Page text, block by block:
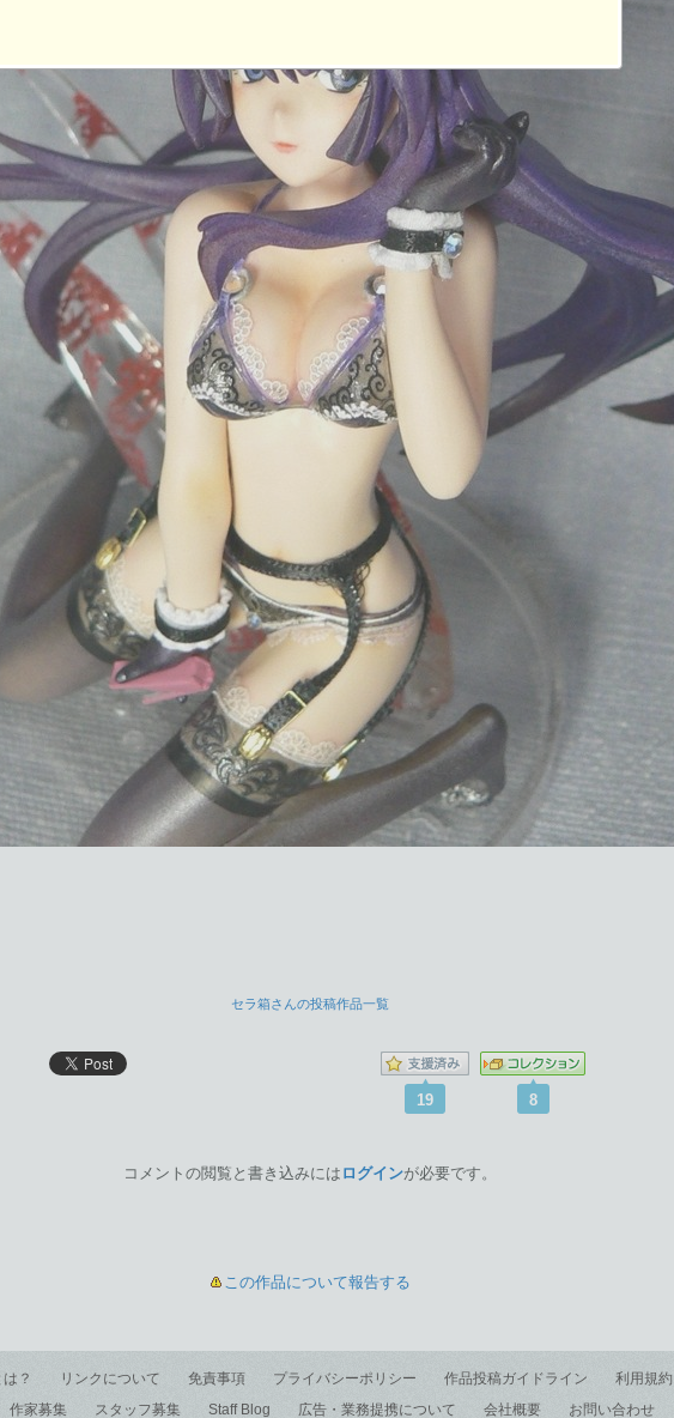
セラ箱さんの投稿作品一覧
19 8
コメントの閲覧と書き込みには ログインが必要です。
この作品について報告する
？ リンクについて 免責事項 プライバシーポリシー 作品投稿ガイドライン
利用規約
作家募集 スタッフ募集 Staff Blog 広告・業務提携について 会社概要 お問い合わせ